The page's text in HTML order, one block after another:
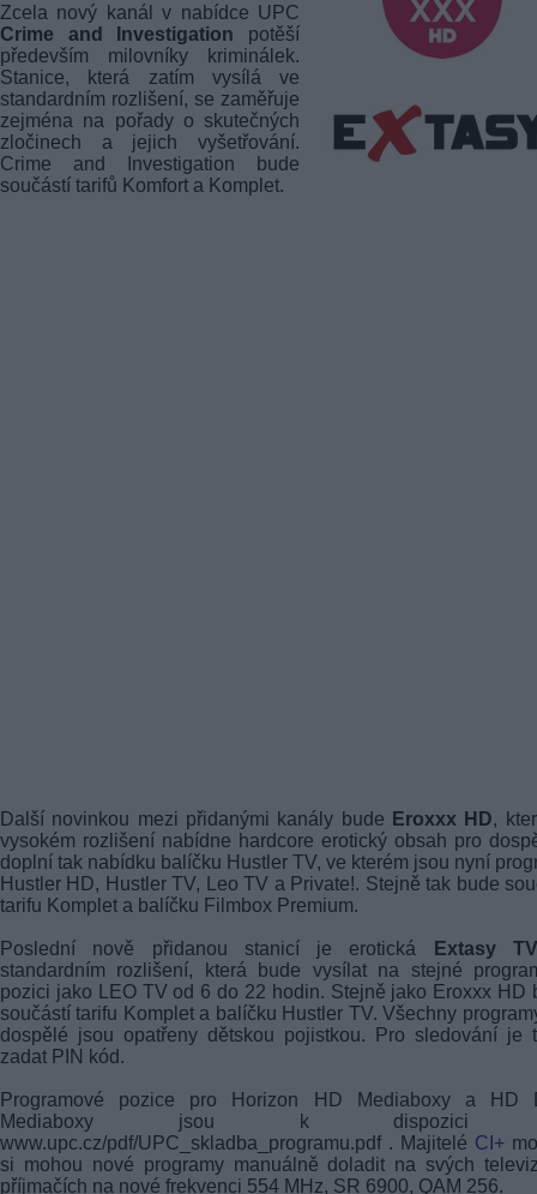
Zcela nový kanál v nabídce UPC
Crime and Investigation potěší
především milovníky kriminálek.
Stanice, která zatím vysílá ve
standardním rozlišení, se zaměřuje
zejména na pořady o skutečných
zločinech a jejich vyšetřování.
Crime and Investigation bude
součástí tarifů Komfort a Komplet.
Další novinkou mezi přidanými kanály bude Eroxxx HD,
vysokém rozlišení nabídne hardcore erotický obsah pro
doplní tak nabídku balíčku Hustler TV, ve kterém jsou nyní
Hustler HD, Hustler TV, Leo TV a Private!. Stejně tak bude
tarifu Komplet a balíčku Filmbox Premium.
Poslední nově přidanou stanicí je erotická
Extasy TV
standardním rozlišení, která bude vysílat na stejné
pozici jako LEO TV od 6 do 22 hodin. Stejně jako Eroxxx HD
součástí tarifu Komplet a balíčku Hustler TV. Všechny
dospělé jsou opatřeny dětskou pojistkou. Pro sledování je
zadat PIN kód.
Programové pozice pro Horizon HD Mediaboxy a HD
Mediaboxy jsou k dispozici
www.upc.cz/pdf/UPC_skladba_programu.pdf . Majitelé CI+
si mohou nové programy manuálně doladit na svých
příjmačích na nové frekvenci 554 MHz, SR 6900, QAM 256.